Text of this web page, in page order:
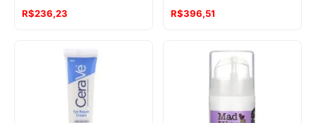
R$236,23
R$396,51